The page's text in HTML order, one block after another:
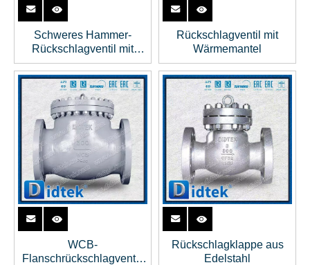
Schweres Hammer-
Rückschlagventil mit
schwerem Kaliber
Rückschlagventil mit
Wärmemantel
WCB-
Flanschrückschlagventil,
Rückschlagklappe aus
Edelstahl